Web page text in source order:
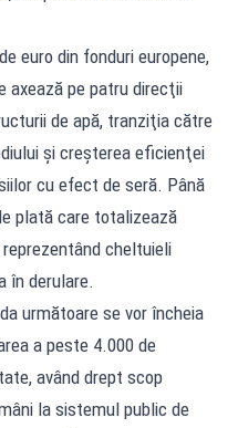
euro din fonduri europene,
axează pe patru direcţii
de apă, tranziţia către
şi creşterea eficienţei
cu efect de seră. Până
plată care totalizează
reprezentând cheltuieli
în derulare.
următoare se vor încheia
a peste 4.000 de
având drept scop
la sistemul public de